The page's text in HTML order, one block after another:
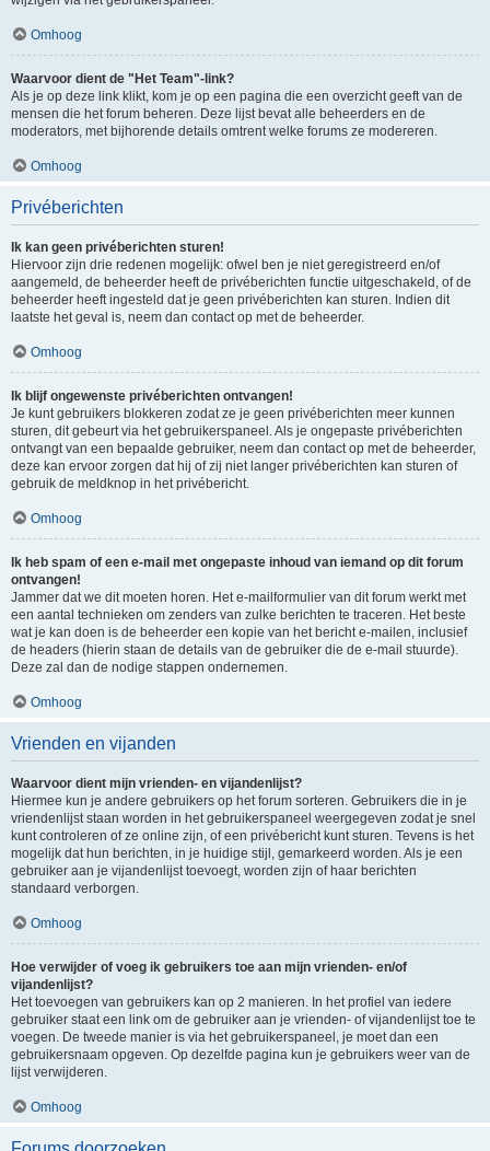
Omhoog
Waarvoor dient de "Het Team"-link?
Als je op deze link klikt, kom je op een pagina die een overzicht geeft van de
mensen die het forum beheren. Deze lijst bevat alle beheerders en de
moderators, met bijhorende details omtrent welke forums ze modereren.
Omhoog
Privéberichten
Ik kan geen privéberichten sturen!
Hiervoor zijn drie redenen mogelijk: ofwel ben je niet geregistreerd en/of
aangemeld, de beheerder heeft de privéberichten functie uitgeschakeld, of de
beheerder heeft ingesteld dat je geen privéberichten kan sturen. Indien dit
laatste het geval is, neem dan contact op met de beheerder.
Omhoog
Ik blijf ongewenste privéberichten ontvangen!
Je kunt gebruikers blokkeren zodat ze je geen privéberichten meer kunnen
sturen, dit gebeurt via het gebruikerspaneel. Als je ongepaste privéberichten
ontvangt van een bepaalde gebruiker, neem dan contact op met de beheerder,
deze kan ervoor zorgen dat hij of zij niet langer privéberichten kan sturen of
gebruik de meldknop in het privébericht.
Omhoog
Ik heb spam of een e-mail met ongepaste inhoud van iemand op dit forum
ontvangen!
Jammer dat we dit moeten horen. Het e-mailformulier van dit forum werkt met
een aantal technieken om zenders van zulke berichten te traceren. Het beste
wat je kan doen is de beheerder een kopie van het bericht e-mailen, inclusief
de headers (hierin staan de details van de gebruiker die de e-mail stuurde).
Deze zal dan de nodige stappen ondernemen.
Omhoog
Vrienden en vijanden
Waarvoor dient mijn vrienden- en vijandenlijst?
Hiermee kun je andere gebruikers op het forum sorteren. Gebruikers die in je
vriendenlijst staan worden in het gebruikerspaneel weergegeven zodat je snel
kunt controleren of ze online zijn, of een privébericht kunt sturen. Tevens is het
mogelijk dat hun berichten, in je huidige stijl, gemarkeerd worden. Als je een
gebruiker aan je vijandenlijst toevoegt, worden zijn of haar berichten
standaard verborgen.
Omhoog
Hoe verwijder of voeg ik gebruikers toe aan mijn vrienden- en/of
vijandenlijst?
Het toevoegen van gebruikers kan op 2 manieren. In het profiel van iedere
gebruiker staat een link om de gebruiker aan je vrienden- of vijandenlijst toe te
voegen. De tweede manier is via het gebruikerspaneel, je moet dan een
gebruikersnaam opgeven. Op dezelfde pagina kun je gebruikers weer van de
lijst verwijderen.
Omhoog